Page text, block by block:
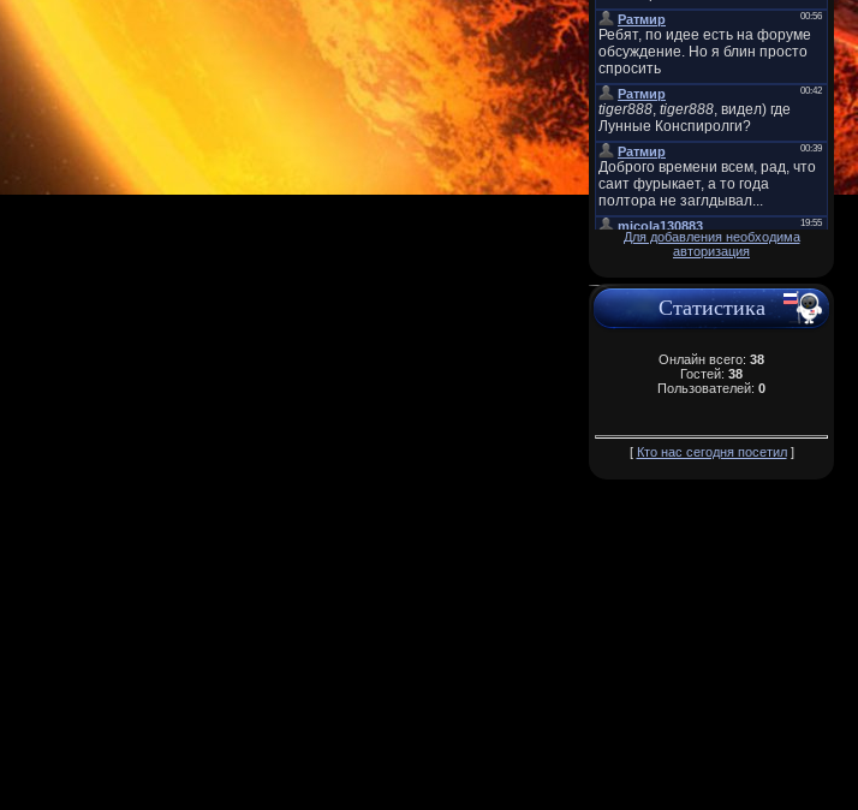
Для добавления необходима
авторизация
Статистика
Онлайн всего: 38
Гостей: 38
Пользователей: 0
[ Кто нас сегодня посетил]